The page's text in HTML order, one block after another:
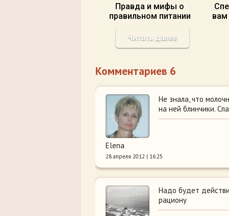
Правда и мифы о
правильном питании
Читать далее
вам
Комментариев 6
Не знала, что
на ней блинчики.
Elena
28 апреля 2012 | 16:25
Надо будет
рациону